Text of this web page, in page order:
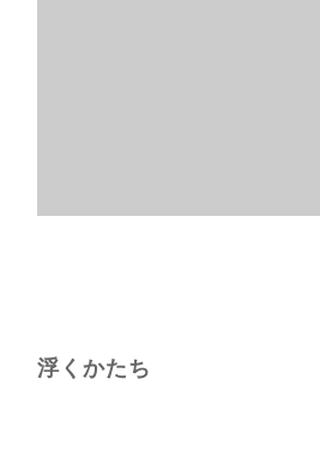
浮くかたち